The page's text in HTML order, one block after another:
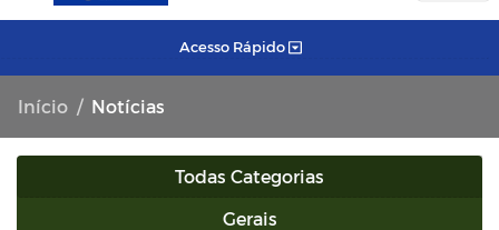
Acesso Rápido
Início Notícias
Todas Categorias
Gerais